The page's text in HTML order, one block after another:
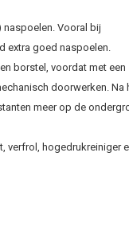
naspoelen. Vooral bij
extra goed naspoelen.
borstel, voordat met een
doorwerken. Na
meer op de
verfrol, hogedrukreiniger